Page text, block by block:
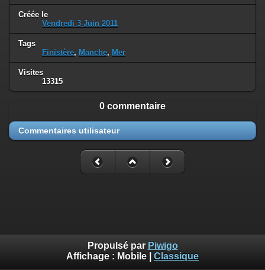
Créée le
Vendredi 3 Juin 2011
Tags
Finistère, Manche, Mer
Visites
13315
0 commentaire
Commentaires utilisateur
Propulsé par Piwigo
Affichage : Mobile Classique